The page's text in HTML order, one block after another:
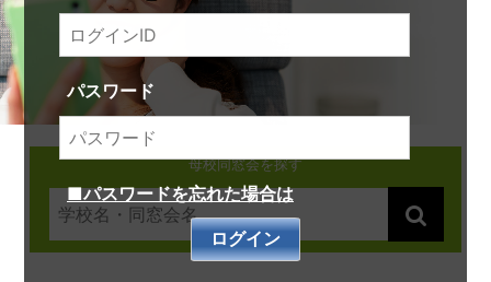
パスワード
■パスワードを忘れた場合は
母校同窓会を探す